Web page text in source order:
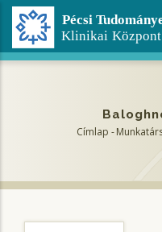
Ugrás
tartalomra
Címlap -